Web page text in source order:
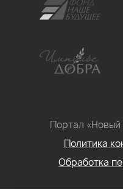
Портал
Политика
Обработка